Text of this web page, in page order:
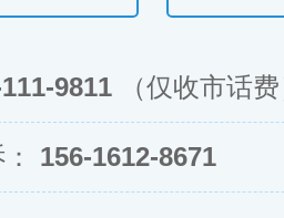
9811 （仅收市话
156-1612-8671